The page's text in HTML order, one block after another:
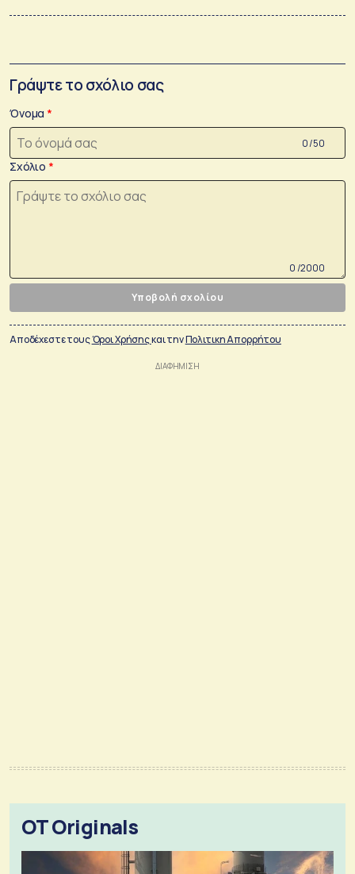
Γράψτε το σχόλιο σας
Όνομα
0 /50
Σχόλιο
0 /2000
Υποβολή σχολίου
Αποδέχεστε τουςΌροι Χρήσηςκαι τηνΠολιτικη Απορρήτου
OT Originals